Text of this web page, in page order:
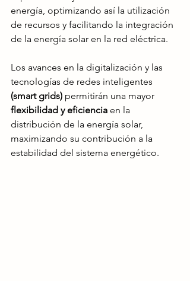
energía, optimizando así la utilización
de recursos y facilitando la integración
de la energía solar en la red eléctrica.
Los avances en la digitalización y las
tecnologías de redes inteligentes
(smart grids) permitirán una mayor
flexibilidad y eficiencia en la
distribución de la energía solar,
maximizando su contribución a la
estabilidad del sistema energético.